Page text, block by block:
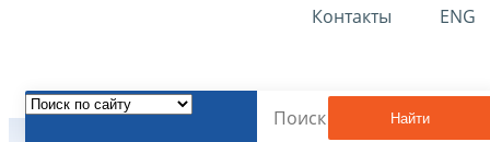
Контакты ENG
Найти